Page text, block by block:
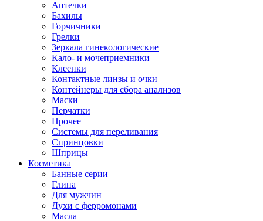
Аптечки
Бахилы
Горчичники
Грелки
Зеркала гинекологические
Кало- и мочеприемники
Клеенки
Контактные линзы и очки
Контейнеры для сбора анализов
Маски
Перчатки
Прочее
Системы для переливания
Спринцовки
Шприцы
Косметика
Банные серии
Глина
Для мужчин
Духи с ферромонами
Масла